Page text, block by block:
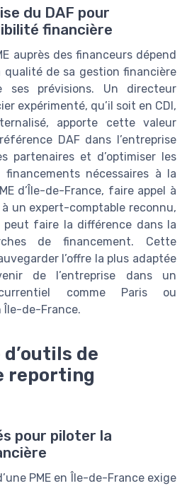
du DAF pour
financière
auprès des financeurs dépend
qualité de sa gestion financière
prévisions. Un directeur
expérimenté, qu’il soit en CDI,
apporte cette valeur
DAF dans l’entreprise
partenaires et d’optimiser les
financements nécessaires à la
d’Île-de-France, faire appel à
un expert-comptable reconnu,
peut faire la différence dans la
de financement. Cette
l’offre la plus adaptée
de l’entreprise dans un
comme Paris ou
Île-de-France.
de
reporting
pour piloter la
PME en Île-de-France exige